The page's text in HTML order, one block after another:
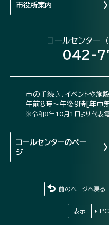
市役所案内
コールセンター
042-
市の手続き、イベントや施
午前8時～午後9時[年中
※令和8年10月1日より代表電
コールセンターのペー
ジ
前のページへ戻る
表示 PC